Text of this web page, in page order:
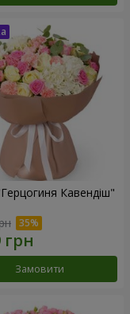
Кавендіш"
Замовити